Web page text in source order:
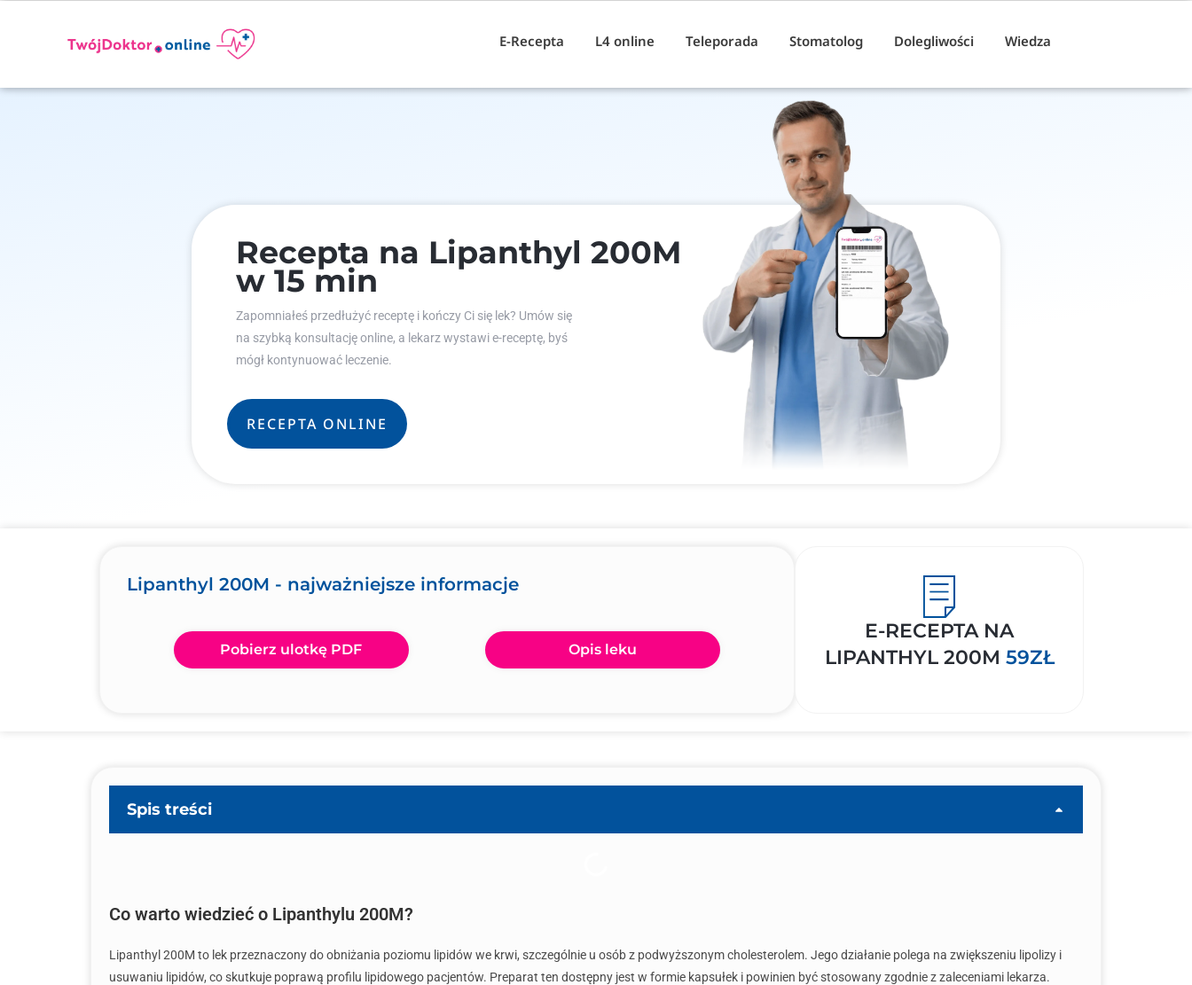
E-Recepta L4 online Teleporada Stomatolog Dolegliwości Wiedza
Recepta na Lipanthyl 200M
w 15 min
Zapomniałeś przedłużyć receptę i kończy Ci się lek? Umów się
na szybką konsultację online, a lekarz wystawi e-receptę, byś
mógł kontynuować leczenie.
RECEPTA ONLINE
Lipanthyl 200M - najważniejsze informacje
Pobierz ulotkę PDF Opis leku
E-RECEPTA NA
LIPANTHYL 200M 59ZŁ
Spis treści
Co warto wiedzieć o Lipanthylu 200M?
Lipanthyl 200M to lek przeznaczony do obniżania poziomu lipidów we krwi, szczególnie u osób z podwyższonym cholesterolem. Jego działanie polega na zwiększeniu lipolizy i
usuwaniu lipidów, co skutkuje poprawą profilu lipidowego pacjentów. Preparat ten dostępny jest w formie kapsułek i powinien być stosowany zgodnie z zaleceniami lekarza.